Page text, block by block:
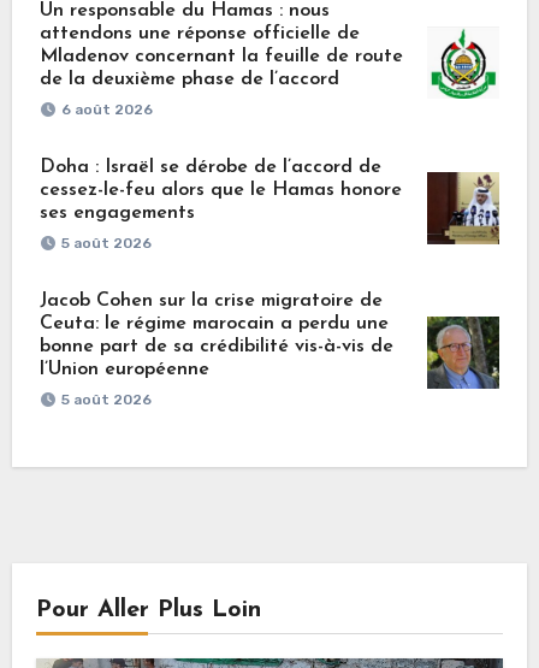
Un responsable du Hamas : nous
attendons une réponse officielle de
Mladenov concernant la feuille de route
de la deuxième phase de l’accord
6 août 2026
Doha : Israël se dérobe de l’accord de
cessez-le-feu alors que le Hamas honore
ses engagements
5 août 2026
Jacob Cohen sur la crise migratoire de
Ceuta: le régime marocain a perdu une
bonne part de sa crédibilité vis-à-vis de
l’Union européenne
5 août 2026
Pour Aller Plus Loin